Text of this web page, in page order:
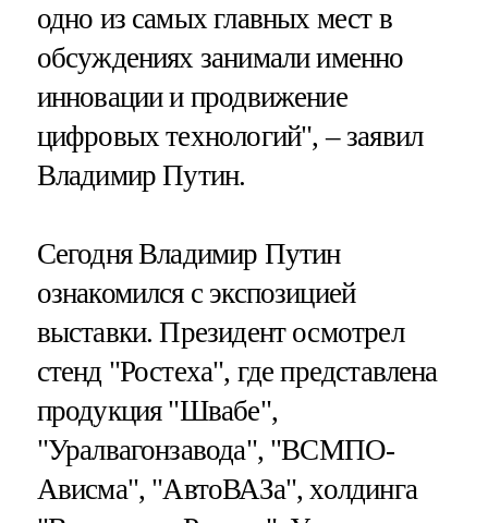
одно из самых главных мест в
обсуждениях занимали именно
инновации и продвижение
цифровых технологий", – заявил
Владимир Путин.
Сегодня Владимир Путин
ознакомился с экспозицией
выставки. Президент осмотрел
стенд "Ростеха", где представлена
продукция "Швабе",
"Уралвагонзавода", "ВСМПО-
Ависма", "АвтоВАЗа", холдинга